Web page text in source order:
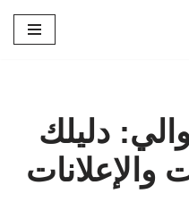
دليلك
والإعلانات